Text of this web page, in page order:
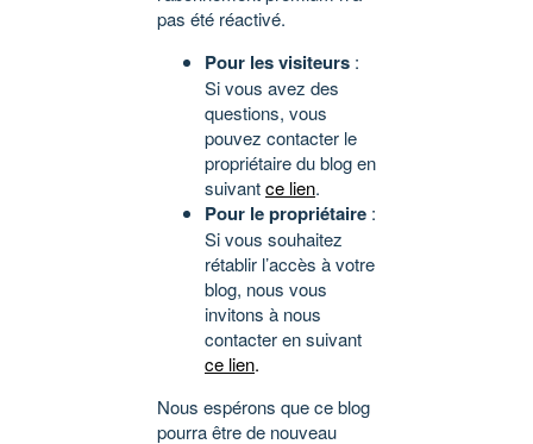
pas été réactivé.
Pour les visiteurs :
Si vous avez des
questions, vous
pouvez contacter le
propriétaire du blog en
suivantce lien.
Pour le propriétaire :
Si vous souhaitez
rétablir l’accès à votre
blog, nous vous
invitons à nous
contacter en suivant
ce lien.
Nous espérons que ce blog
pourra être de nouveau